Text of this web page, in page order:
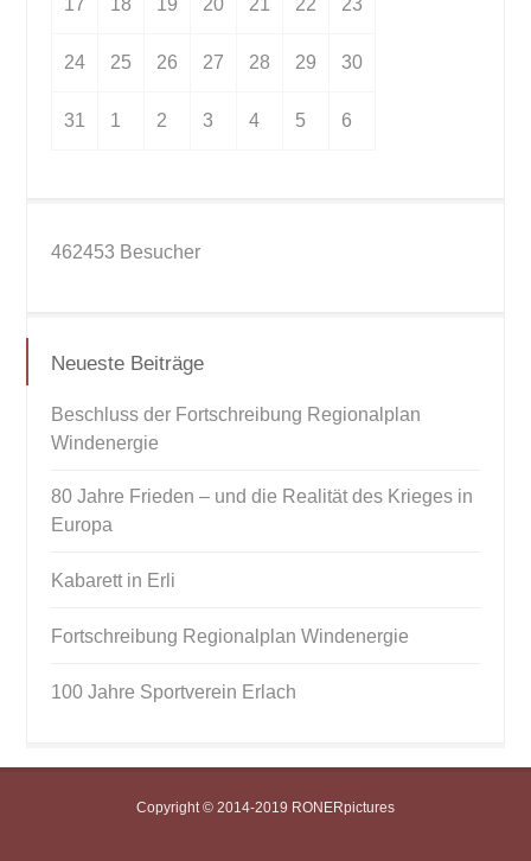
17 18 19 20 21 22 23
24 25 26 27 28 29 30
31 1 2 3 4 5 6
462453 Besucher
Neueste Beiträge
Beschluss der Fortschreibung Regionalplan
Windenergie
80 Jahre Frieden – und die Realität des Krieges in
Europa
Kabarett in Erli
Fortschreibung Regionalplan Windenergie
100 Jahre Sportverein Erlach
Copyright © 2014-2019 RONERpictures